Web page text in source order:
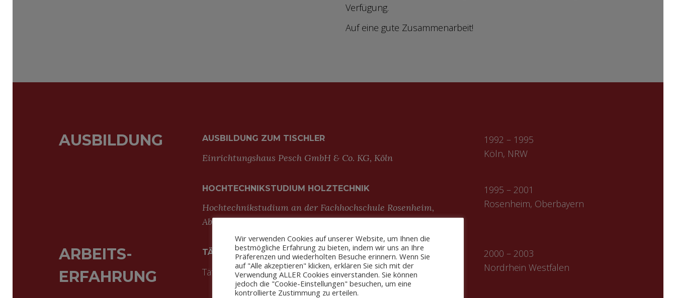
Verfügung.
Auf eine gute Zusammenarbeit!
AUSBILDUNG AUSBILDUNG ZUM TISCHLER
Einrichtungshaus Pesch GmbH & Co. KG, Köln
1992 – 1995
Köln, NRW
HOCHTECHNIKSTUDIUM HOLZTECHNIK
Hochtechnikstudium an der Fachhochschule Rosenheim,
Abschluss zum Dipl.-Ing. (FH) Holztechnik
1995 – 2001
Rosenheim, Oberbayern
ARBEITS-
ERFAHRUNG
TÄTIGKEITEN ALS TISCHLER
Tätigkeiten als Tischler für verschiedene Unternehmen.
2000 – 2003
Nordrhein Westfalen
Wir verwenden Cookies auf unserer Website, um Ihnen die
bestmögliche Erfahrung zu bieten, indem wir uns an Ihre
Präferenzen und wiederholten Besuche erinnern. Wenn Sie
auf "Alle akzeptieren" klicken, erklären Sie sich mit der
Verwendung ALLER Cookies einverstanden. Sie können
jedoch die "Cookie-Einstellungen" besuchen, um eine
kontrollierte Zustimmung zu erteilen.